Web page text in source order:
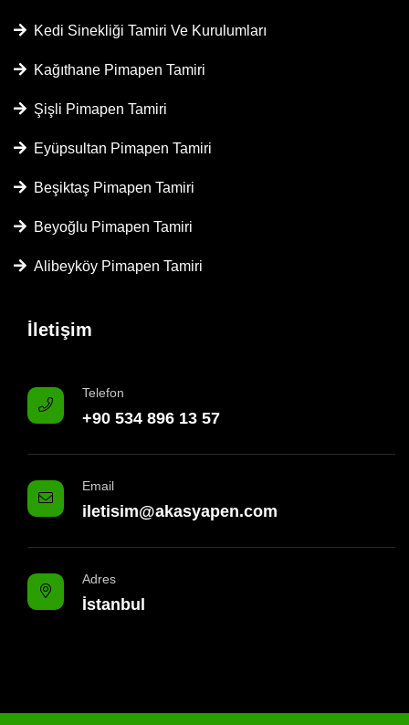
Kedi Sinekliği Tamiri Ve Kurulumları
Kağıthane Pimapen Tamiri
Şişli Pimapen Tamiri
Eyüpsultan Pimapen Tamiri
Beşiktaş Pimapen Tamiri
Beyoğlu Pimapen Tamiri
Alibeyköy Pimapen Tamiri
İletişim
Telefon
+90 534 896 13 57
Email
iletisim@akasyapen.com
Adres
İstanbul